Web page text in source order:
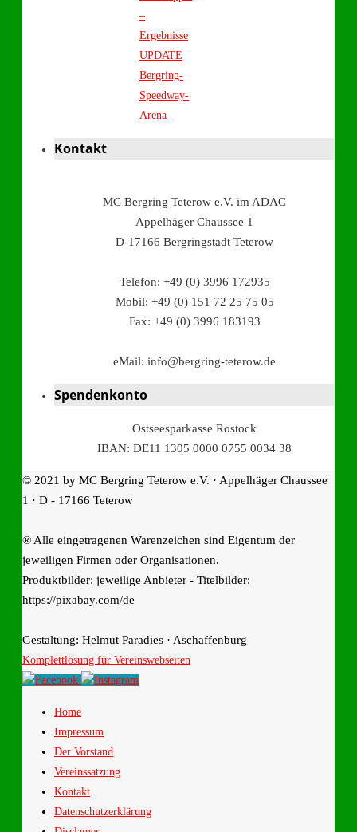
–
Ergebnisse
UPDATE
Bergring-
Speedway-
Arena
Kontakt
MC Bergring Teterow e.V. im ADAC
Appelhäger Chaussee 1
D-17166 Bergringstadt Teterow
Telefon: +49 (0) 3996 172935
Mobil: +49 (0) 151 72 25 75 05
Fax: +49 (0) 3996 183193
eMail: info@bergring-teterow.de
Spendenkonto
Ostseesparkasse Rostock
IBAN: DE11 1305 0000 0755 0034 38
© 2021 by MC Bergring Teterow e.V. · Appelhäger Chaussee
1 · D - 17166 Teterow
® Alle eingetragenen Warenzeichen sind Eigentum der
jeweiligen Firmen oder Organisationen.
Produktbilder: jeweilige Anbieter - Titelbilder:
https://pixabay.com/de
Gestaltung: Helmut Paradies · Aschaffenburg
Komplettlösung für Vereinswebseiten
Home
Impressum
Der Vorstand
Vereinssatzung
Kontakt
Datenschutzerklärung